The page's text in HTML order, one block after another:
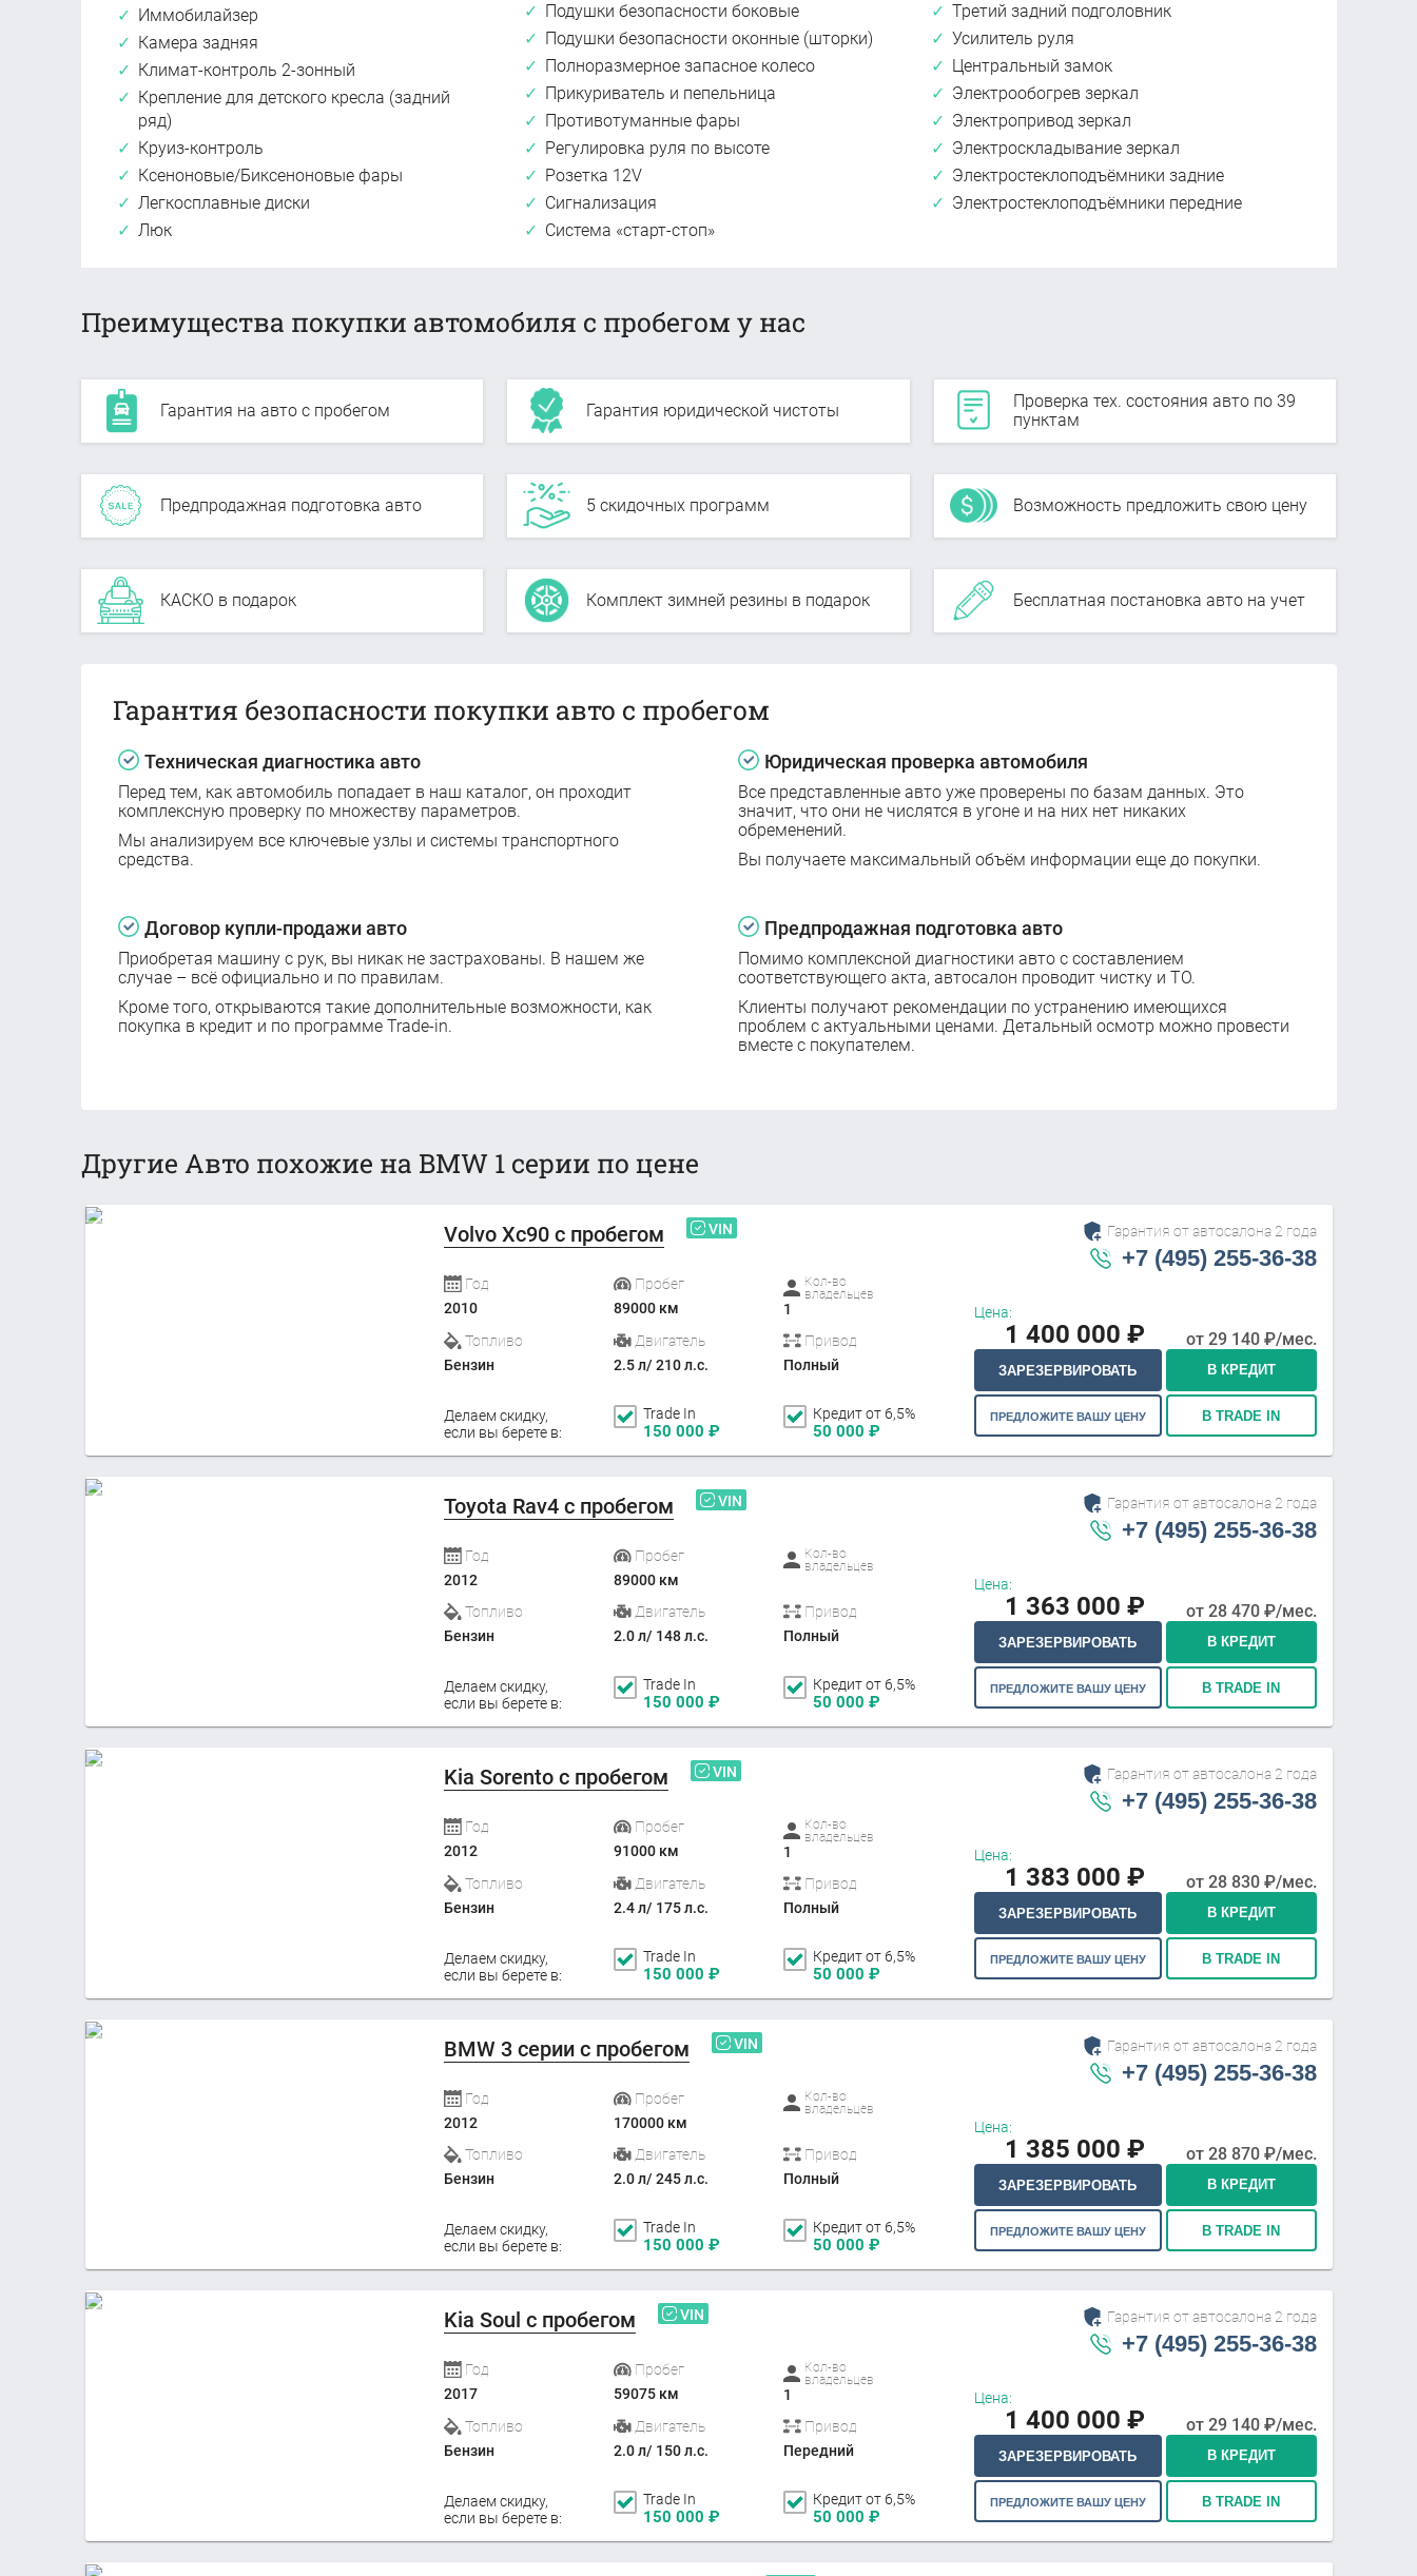
Иммобилайзер
Камера задняя
Климат-контроль 2-зонный
Крепление для детского кресла (задний
ряд)
Круиз-контроль
Ксеноновые/Биксеноновые фары
Легкосплавные диски
Люк
Подушки безопасности боковые
Подушки безопасности оконные (шторки)
Полноразмерное запасное колесо
Прикуриватель и пепельница
Противотуманные фары
Регулировка руля по высоте
Розетка 12V
Сигнализация
Система «старт-стоп»
Третий задний подголовник
Усилитель руля
Центральный замок
Электрообогрев зеркал
Электропривод зеркал
Электроскладывание зеркал
Электростеклоподъёмники задние
Электростеклоподъёмники передние
Преимущества покупки автомобиля с пробегом у нас
Гарантия на авто с пробегом Гарантия юридической чистоты
Проверка тех. состояния авто по 39
пунктам
Предпродажная подготовка авто 5 скидочных программ Возможность предложить свою цену
КАСКО в подарок Комплект зимней резины в подарок Бесплатная постановка авто на учет
Гарантия безопасности покупки авто с пробегом
Техническая диагностика авто
Перед тем, как автомобиль попадает в наш каталог, он проходит
комплексную проверку по множеству параметров.
Мы анализируем все ключевые узлы и системы транспортного
средства.
Юридическая проверка автомобиля
Все представленные авто уже проверены по базам данных. Это
значит, что они не числятся в угоне и на них нет никаких
обременений.
Вы получаете максимальный объём информации еще до покупки.
Договор купли-продажи авто
Приобретая машину с рук, вы никак не застрахованы. В нашем же
случае – всё официально и по правилам.
Кроме того, открываются такие дополнительные возможности, как
покупка в кредит и по программе Trade-in.
Предпродажная подготовка авто
Помимо комплексной диагностики авто с составлением
соответствующего акта, автосалон проводит чистку и ТО.
Клиенты получают рекомендации по устранению имеющихся
проблем с актуальными ценами. Детальный осмотр можно провести
вместе с покупателем.
Другие Авто похожие на BMW 1 серии по цене
Volvo Xc90 с пробегом VIN
Год
2010
Пробег
89000 км
Кол-во
владельцев
1
Топливо
Бензин
Двигатель
2.5 л/ 210 л.с.
Привод
Полный
Делаем скидку,
если вы берете в:
Trade In
150 000 ₽
Кредит от 6,5%
50 000 ₽
Гарантия от автосалона 2 года
+7 (495) 255-36-38
Цена:
1 400 000 ₽ от 29 140₽/мес.
ЗАРЕЗЕРВИРОВАТЬ В КРЕДИТ
ПРЕДЛОЖИТЕ ВАШУ ЦЕНУ В TRADE IN
Toyota Rav4 с пробегом VIN
Год
2012
Пробег
89000 км
Кол-во
владельцев
Топливо
Бензин
Двигатель
2.0 л/ 148 л.с.
Привод
Полный
Делаем скидку,
если вы берете в:
Trade In
150 000 ₽
Кредит от 6,5%
50 000 ₽
Гарантия от автосалона 2 года
+7 (495) 255-36-38
Цена:
1 363 000 ₽ от 28 470₽/мес.
ЗАРЕЗЕРВИРОВАТЬ В КРЕДИТ
ПРЕДЛОЖИТЕ ВАШУ ЦЕНУ В TRADE IN
Kia Sorento с пробегом VIN
Год
2012
Пробег
91000 км
Кол-во
владельцев
1
Топливо
Бензин
Двигатель
2.4 л/ 175 л.с.
Привод
Полный
Делаем скидку,
если вы берете в:
Trade In
150 000 ₽
Кредит от 6,5%
50 000 ₽
Гарантия от автосалона 2 года
+7 (495) 255-36-38
Цена:
1 383 000 ₽ от 28 830₽/мес.
ЗАРЕЗЕРВИРОВАТЬ В КРЕДИТ
ПРЕДЛОЖИТЕ ВАШУ ЦЕНУ В TRADE IN
BMW 3 серии с пробегом VIN
Год
2012
Пробег
170000 км
Кол-во
владельцев
Топливо
Бензин
Двигатель
2.0 л/ 245 л.с.
Привод
Полный
Делаем скидку,
если вы берете в:
Trade In
150 000 ₽
Кредит от 6,5%
50 000 ₽
Гарантия от автосалона 2 года
+7 (495) 255-36-38
Цена:
1 385 000 ₽ от 28 870₽/мес.
ЗАРЕЗЕРВИРОВАТЬ В КРЕДИТ
ПРЕДЛОЖИТЕ ВАШУ ЦЕНУ В TRADE IN
Kia Soul с пробегом VIN
Год
2017
Пробег
59075 км
Кол-во
владельцев
1
Топливо
Бензин
Двигатель
2.0 л/ 150 л.с.
Привод
Передний
Делаем скидку,
если вы берете в:
Trade In
150 000 ₽
Кредит от 6,5%
50 000 ₽
Гарантия от автосалона 2 года
+7 (495) 255-36-38
Цена:
1 400 000 ₽ от 29 140₽/мес.
ЗАРЕЗЕРВИРОВАТЬ В КРЕДИТ
ПРЕДЛОЖИТЕ ВАШУ ЦЕНУ В TRADE IN